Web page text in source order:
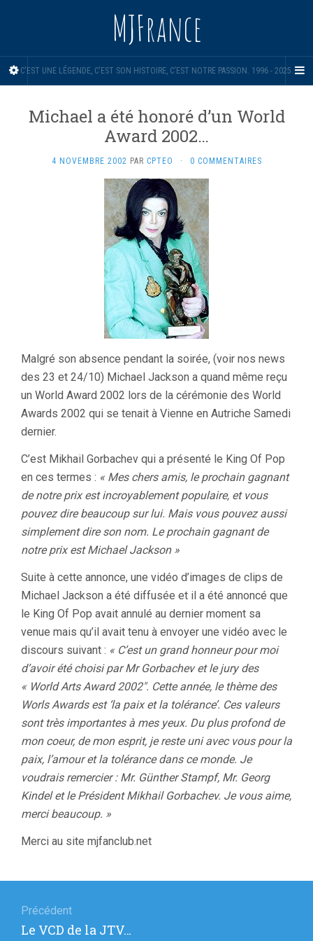
MJFrance
C'EST UNE LÉGENDE, C'EST SON HISTOIRE, C'EST NOTRE PASSION. 1996 - 2025.
Michael a été honoré d’un World
Award 2002…
4 NOVEMBRE 2002 PAR CPTEO · 0 COMMENTAIRES
Malgré son absence pendant la soirée, (voir nos news
des 23 et 24/10) Michael Jackson a quand même reçu
un World Award 2002 lors de la cérémonie des World
Awards 2002 qui se tenait à Vienne en Autriche Samedi
dernier.
C’est Mikhail Gorbachev qui a présenté le King Of Pop
en ces termes : « Mes chers amis, le prochain gagnant
de notre prix est incroyablement populaire, et vous
pouvez dire beaucoup sur lui. Mais vous pouvez aussi
simplement dire son nom. Le prochain gagnant de
notre prix est Michael Jackson »
Suite à cette annonce, une vidéo d’images de clips de
Michael Jackson a été diffusée et il a été annoncé que
le King Of Pop avait annulé au dernier moment sa
venue mais qu’il avait tenu à envoyer une vidéo avec le
discours suivant : « C’est un grand honneur pour moi
d’avoir été choisi par Mr Gorbachev et le jury des
« World Arts Award 2002″. Cette année, le thème des
Worls Awards est ‘la paix et la tolérance’. Ces valeurs
sont très importantes à mes yeux. Du plus profond de
mon coeur, de mon esprit, je reste uni avec vous pour la
paix, l’amour et la tolérance dans ce monde. Je
voudrais remercier : Mr. Günther Stampf, Mr. Georg
Kindel et le Président Mikhail Gorbachev. Je vous aime,
merci beaucoup. »
Merci au site mjfanclub.net
dePrécédent
Article
Le VCD de la JTV…